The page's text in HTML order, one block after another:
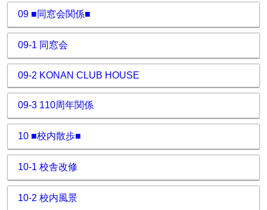
09 ■同窓会関係■
09-1 同窓会
09-2 KONAN CLUB HOUSE
09-3 110周年関係
10 ■校内散歩■
10-1 校舎改修
10-2 校内風景